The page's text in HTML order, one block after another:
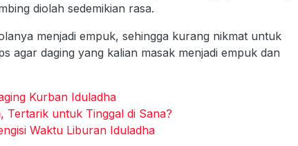
diolah sedemikian rasa.
menjadi empuk, sehingga kurang nikmat untuk
agar daging yang kalian masak menjadi empuk dan
Kurban Iduladha
Tertarik untuk Tinggal di Sana?
Waktu Liburan Iduladha